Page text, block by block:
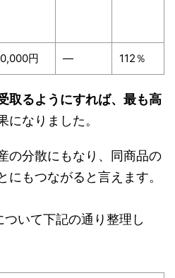
円 ― 112％
取るようにすれば、最も高
になりました。
の分散にもなり、同商品の
もつながると言えます。
いて下記の通り整理し